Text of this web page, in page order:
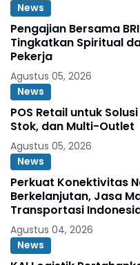
News
Pengajian Bersama
Tingkatkan Spiritual
Pekerja
Agustus 05, 2026
News
POS Retail untuk
Stok, dan Multi-Outlet
Agustus 05, 2026
News
Perkuat Konektivitas
Berkelanjutan, Jasa
Transportasi
Agustus 04, 2026
News